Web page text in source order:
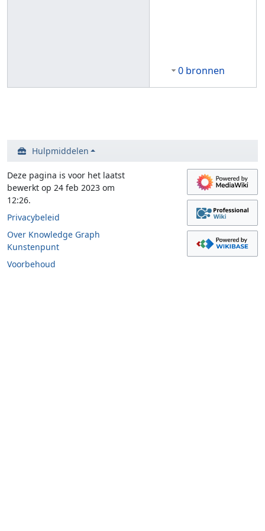
0 bronnen
Hulpmiddelen
Deze pagina is voor het laatst
bewerkt op 24 feb 2023 om
12:26.
Privacybeleid
Over Knowledge Graph
Kunstenpunt
Voorbehoud